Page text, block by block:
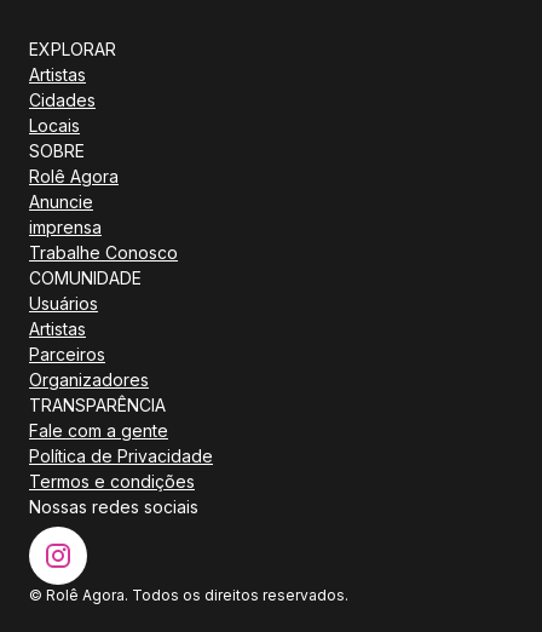
EXPLORAR
Artistas
Cidades
Locais
SOBRE
Rolê Agora
Anuncie
imprensa
Trabalhe Conosco
COMUNIDADE
Usuários
Artistas
Parceiros
Organizadores
TRANSPARÊNCIA
Fale com a gente
Política de Privacidade
Termos e condições
Nossas redes sociais
© Rolê Agora. Todos os direitos reservados.